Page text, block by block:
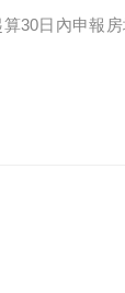
30日內申報